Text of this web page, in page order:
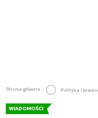
Strona główna Polityka i prawo
WIADOMOŚCI